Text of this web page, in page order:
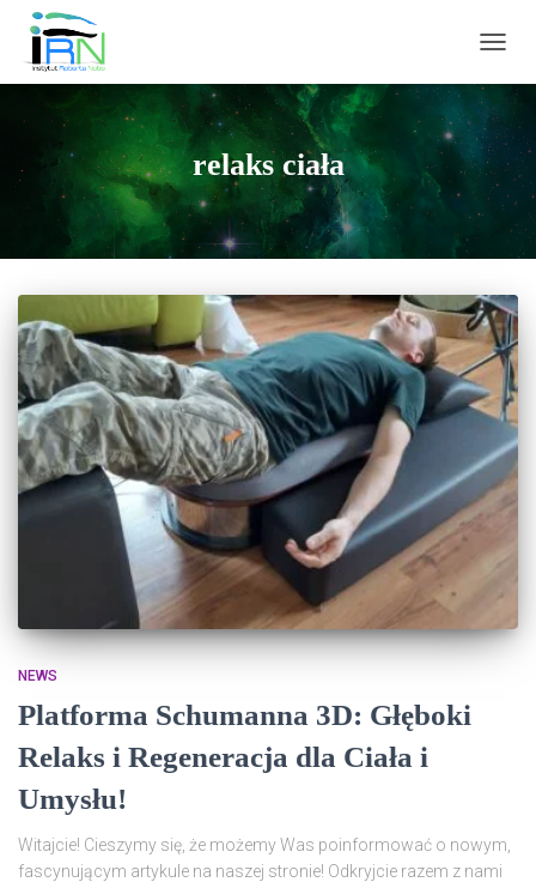
relaks ciała
NEWS
Platforma Schumanna 3D: Głęboki
Relaks i Regeneracja dla Ciała i
Umysłu!
Witajcie! Cieszymy się, że możemy Was poinformować o nowym,
fascynującym artykule na naszej stronie! Odkryjcie razem z nami